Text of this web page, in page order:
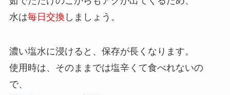
水は毎日交換 しましょう。
濃い塩水に浸けると、保存が長くなります。
使用時は、そのままでは塩辛くて食べれないの
で、